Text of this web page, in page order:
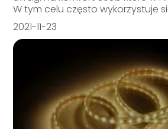
W tym celu często wykorzystuje
2021-11-23